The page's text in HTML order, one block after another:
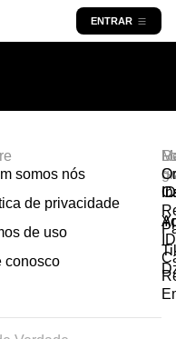
ENTRAR
somos nós
de privacidade
de uso
conosco